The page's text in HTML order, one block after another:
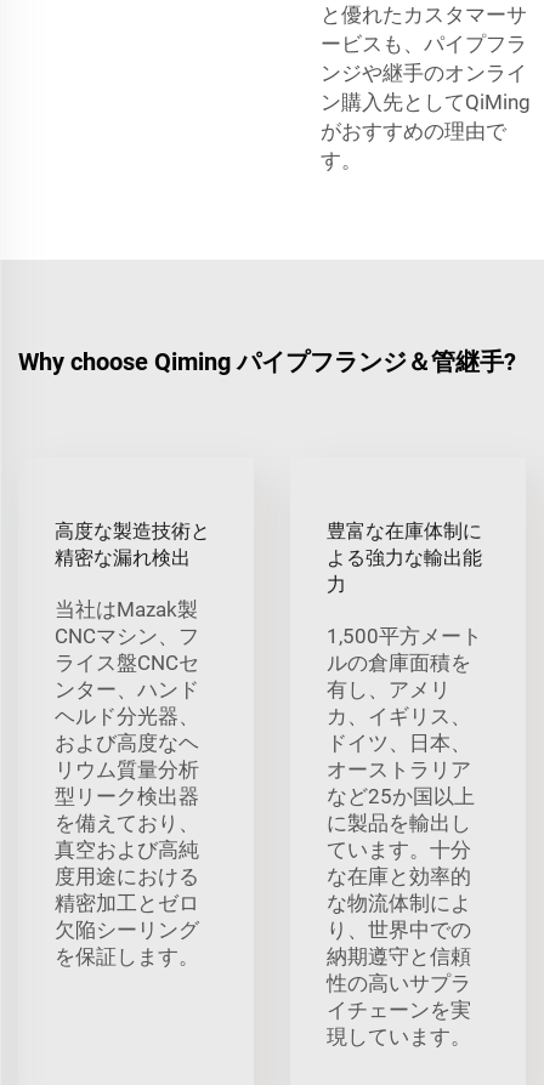
と優れたカスタマーサ
ービスも、パイプフラ
ンジや継手のオンライ
ン購入先としてQiMing
がおすすめの理由で
す。
Why choose Qiming パイプフランジ＆管継手?
高度な製造技術と
精密な漏れ検出
当社はMazak製
CNCマシン、フ
ライス盤CNCセ
ンター、ハンド
ヘルド分光器、
および高度なヘ
リウム質量分析
型リーク検出器
を備えており、
真空および高純
度用途における
精密加工とゼロ
欠陥シーリング
を保証します。
豊富な在庫体制に
よる強力な輸出能
力
1,500平方メート
ルの倉庫面積を
有し、アメリ
カ、イギリス、
ドイツ、日本、
オーストラリア
など25か国以上
に製品を輸出し
ています。十分
な在庫と効率的
な物流体制によ
り、世界中での
納期遵守と信頼
性の高いサプラ
イチェーンを実
現しています。